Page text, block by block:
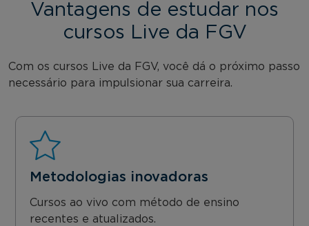
Vantagens de estudar nos
cursos Live da FGV
Com os cursos Live da FGV, você dá o próximo passo
necessário para impulsionar sua carreira.
Metodologias inovadoras
Cursos ao vivo com método de ensino
recentes e atualizados.